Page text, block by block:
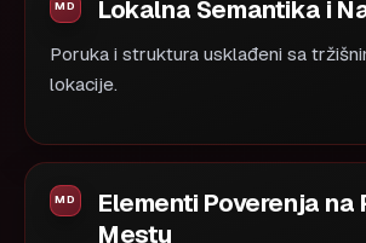
Lokalna Semantika i
Poruka i struktura usklađeni sa
lokacije.
Elementi Poverenja na
Mestu